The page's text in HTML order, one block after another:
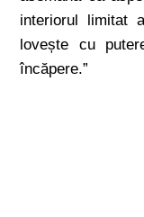
interiorul limitat
lovește cu
încăpere.”